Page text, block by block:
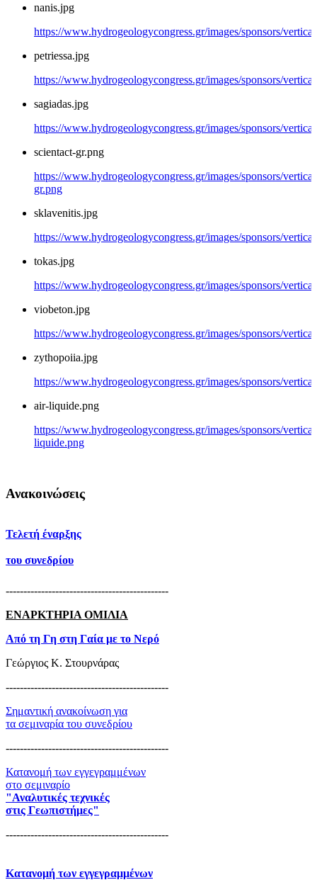
nanis.jpg
https://www.hydrogeologycongress.gr/images/sponsors/
petriessa.jpg
https://www.hydrogeologycongress.gr/images/sponsors/
sagiadas.jpg
https://www.hydrogeologycongress.gr/images/sponsors/
scientact-gr.png
https://www.hydrogeologycongress.gr/images/sponsors/
gr.png
sklavenitis.jpg
https://www.hydrogeologycongress.gr/images/sponsors/
tokas.jpg
https://www.hydrogeologycongress.gr/images/sponsors/
viobeton.jpg
https://www.hydrogeologycongress.gr/images/sponsors/
zythopoiia.jpg
https://www.hydrogeologycongress.gr/images/sponsors/
air-liquide.png
https://www.hydrogeologycongress.gr/images/sponsors/
liquide.png
Ανακοινώσεις
Τελετή έναρξης
του συνεδρίου
----------------------------------------------
ΕΝΑΡΚΤΗΡΙΑ ΟΜΙΛΙΑ
Από τη Γη στη Γαία με το Νερό
Γεώργιος Κ. Στουρνάρας
----------------------------------------------
Σημαντική ανακοίνωση για
τα σεμιναρία του συνεδρίου
----------------------------------------------
Κατανομή των εγγεγραμμένων
στο σεμιναρίο
"Αναλυτικές τεχνικές
στις Γεωπιστήμες"
----------------------------------------------
Κατανομή των εγγεγραμμένων